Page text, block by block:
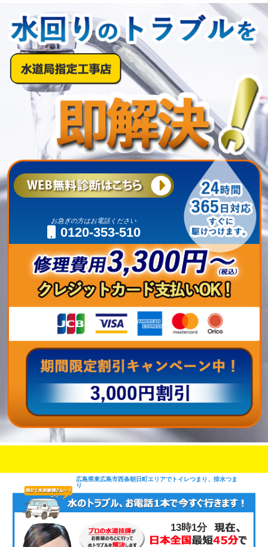
お急ぎの方はお電話ください
0120-353-510
広島県東広島市西条朝日町エリアでトイレつまり、排水つま
り
13時1分